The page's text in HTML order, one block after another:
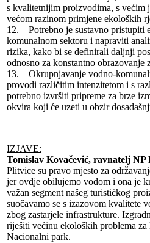
s kvalitetnijim proizvodima, s većim
većom razinom primjene ekoloških
12. Potrebno je sustavno pristupiti
komunalnom sektoru i napraviti
rizika, kako bi se definirali daljnji
odnosno za konstantno obrazovanje
13. Okrupnjavanje vodno-
provodi različitim intenzitetom i s
potrebno izvršiti pripreme za brze
okvira koji će uzeti u obzir
IZJAVE:
Tomislav Kovačević, ravnatelj NP
Plitvice su pravo mjesto za
jer ovdje obilujemo vodom i ona je
važan segment našeg turističkog
suočavamo se s izazovom kvalitete
zbog zastarjele infrastrukture.
riješiti većinu ekoloških problema za
Nacionalni park.